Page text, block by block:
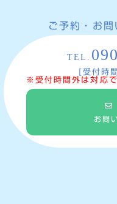
ご予約・お
TEL.
[受付
※受付時間外は対応
お問